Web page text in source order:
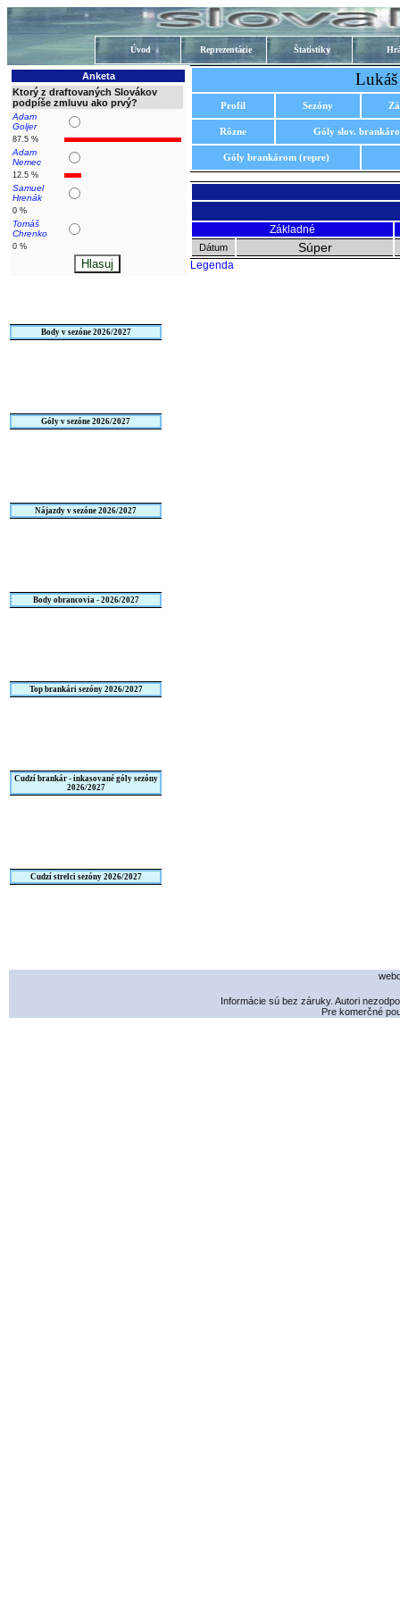
Úvod Reprezentácie Štatistiky
Anketa
Ktorý z draftovaných Slovákov
podpíše zmluvu ako prvý?
Adam
Goljer
87.5 %
Adam
Nemec
12.5 %
Samuel
Hrenák
0 %
Tomáš
Chrenko
0 %
Body v sezóne 2026/2027
Góly v sezóne 2026/2027
Nájazdy v sezóne 2026/2027
Body obrancovia - 2026/2027
Top brankári sezóny 2026/2027
Cudzí brankár - inkasované góly sezóny
2026/2027
Cudzí strelci sezóny 2026/2027
Profil Sezóny
Rôzne Góly slov.
Góly brankárom (repre)
Základné
Dátum Súper
Legenda
Informácie sú bez záruky. Autori
Pre komerčné